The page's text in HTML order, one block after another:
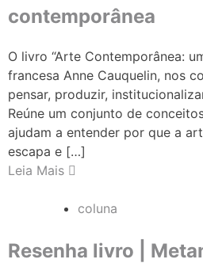
contemporânea
O livro “Arte Contemporânea:
francesa Anne Cauquelin, nos
pensar, produzir,
Reúne um conjunto de
ajudam a entender por que a
escapa e […]
Leia Mais
coluna
Resenha livro |